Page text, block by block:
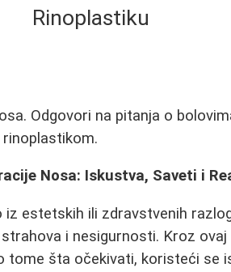
Rinoplastiku
Odgovori na pitanja o
Nosa: Iskustva, Saveti i
estetskih ili zdravstvenih
i nesigurnosti. Kroz
tome šta očekivati, koristeći se